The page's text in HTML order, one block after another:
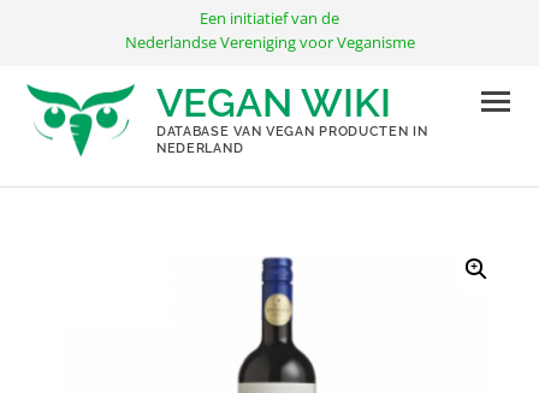
inhoud
Een initiatief van de
Nederlandse Vereniging voor Veganisme
VEGAN WIKI
DATABASE VAN VEGAN PRODUCTEN IN
NEDERLAND